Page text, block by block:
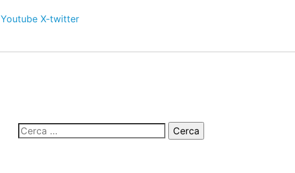
Youtube X-twitter